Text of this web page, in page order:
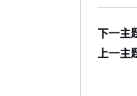
下一主
上一主